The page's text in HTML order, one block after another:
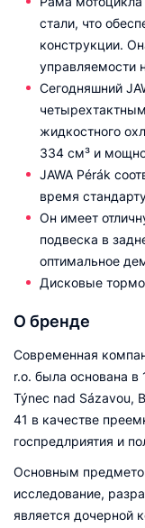
стали, что
конструкции.
управляемости
Сегодняшний
жидкостного
334 см³ и
JAWA Pérák
время
Он имеет
подвеска в
оптимальное
Дисковые
О бренде
Современная
r.o. была основана в
Týnec nad Sázavou,
41 в качестве
госпредлриятия и
Основным
исследование,
является дочерной